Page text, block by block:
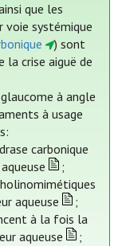
que les
voie systémique
) sont
la crise aiguë de
à angle
à usage
carbonique
;
aqueuse
;
à la fois la
aqueuse
;